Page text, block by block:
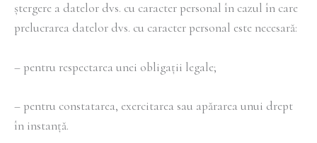
ștergere a datelor dvs. cu caracter personal în cazul în care
prelucrarea datelor dvs. cu caracter personal este necesară:
– pentru respectarea unei obligații legale;
– pentru constatarea, exercitarea sau apărarea unui drept
în instanță.